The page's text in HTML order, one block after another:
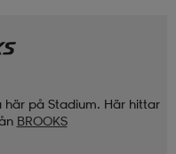
på Stadium. Här hittar
BROOKS